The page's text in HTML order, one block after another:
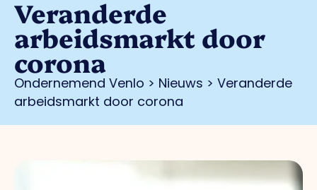
Veranderde
arbeidsmarkt door
corona
Ondernemend Venlo > Nieuws > Veranderde
arbeidsmarkt door corona